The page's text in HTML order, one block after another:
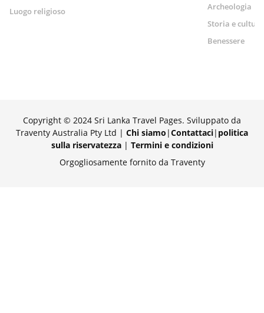
Luogo religioso
Archeologia
Storia e cultura
Benessere
Copyright © 2024 Sri Lanka Travel Pages. Sviluppato da
Traventy Australia Pty Ltd | Chi siamo |Contattaci| politica
sulla riservatezza| Termini e condizioni
Orgogliosamente fornito da Traventy